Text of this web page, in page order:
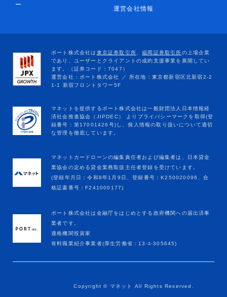
ー
運営会社情報
マネットカードローンの編集責任者および編集者は、日本貸金
業協会の定める貸金業務取扱主任者登録を受けています。
(登録年月日：令和8年1月9日、登録番号：K250020096、合
格証書番号：F241000177)
ポート株式会社は金融庁をはじめとする政府機関への届出済事
業者です。
適格機関投資家
有料職業紹介事業者(厚生労働省：13-ﾕ-305645)